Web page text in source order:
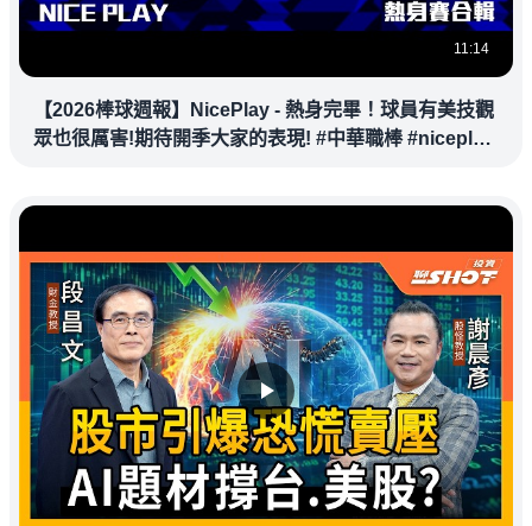
11:14
【2026棒球週報】NicePlay - 熱身完畢！球員有美技觀
眾也很厲害!期待開季大家的表現! #中華職棒 #niceplay